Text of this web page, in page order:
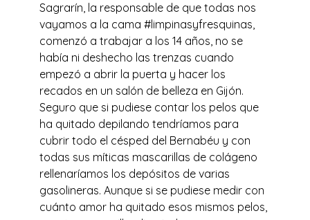
Sagrarín, la responsable de que todas nos
vayamos a la cama #limpinasyfresquinas,
comenzó a trabajar a los 14 años, no se
había ni deshecho las trenzas cuando
empezó a abrir la puerta y hacer los
recados en un salón de belleza en Gijón.
Seguro que si pudiese contar los pelos que
ha quitado depilando tendríamos para
cubrir todo el césped del Bernabéu y con
todas sus míticas mascarillas de colágeno
rellenaríamos los depósitos de varias
gasolineras. Aunque si se pudiese medir con
cuánto amor ha quitado esos mismos pelos,